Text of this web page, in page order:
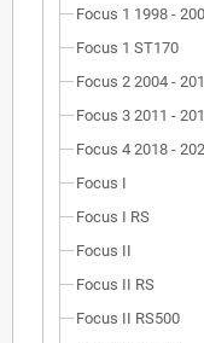
Focus 1 1998 -
Focus 1 ST170
Focus 2 2004 -
Focus 3 2011 -
Focus 4 2018 -
Focus I
Focus I RS
Focus II
Focus II RS
Focus II RS500